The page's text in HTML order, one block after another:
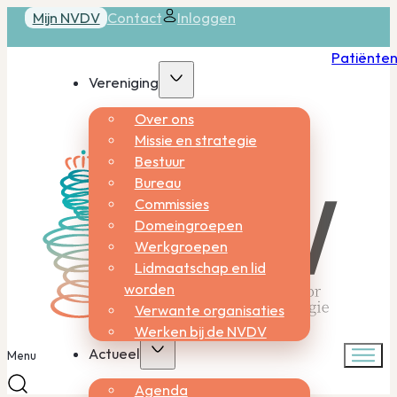
Mijn NVDV Contact Inloggen
Vereniging
Over ons
Missie en strategie
Bestuur
Bureau
Commissies
Domeingroepen
Werkgroepen
Lidmaatschap en lid
worden
Verwante organisaties
Werken bij de NVDV
Actueel
Agenda
Menu